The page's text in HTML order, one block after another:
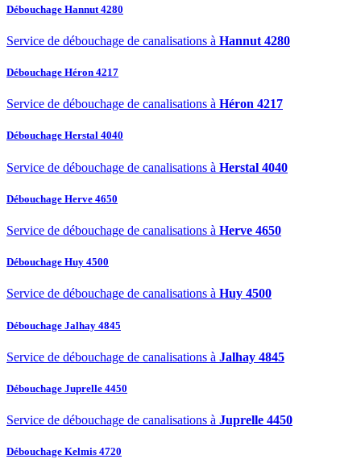
Débouchage Hannut 4280
Service de débouchage de canalisations à Hannut 4280
Débouchage Héron 4217
Service de débouchage de canalisations à Héron 4217
Débouchage Herstal 4040
Service de débouchage de canalisations à Herstal 4040
Débouchage Herve 4650
Service de débouchage de canalisations à Herve 4650
Débouchage Huy 4500
Service de débouchage de canalisations à Huy 4500
Débouchage Jalhay 4845
Service de débouchage de canalisations à Jalhay 4845
Débouchage Juprelle 4450
Service de débouchage de canalisations à Juprelle 4450
Débouchage Kelmis 4720